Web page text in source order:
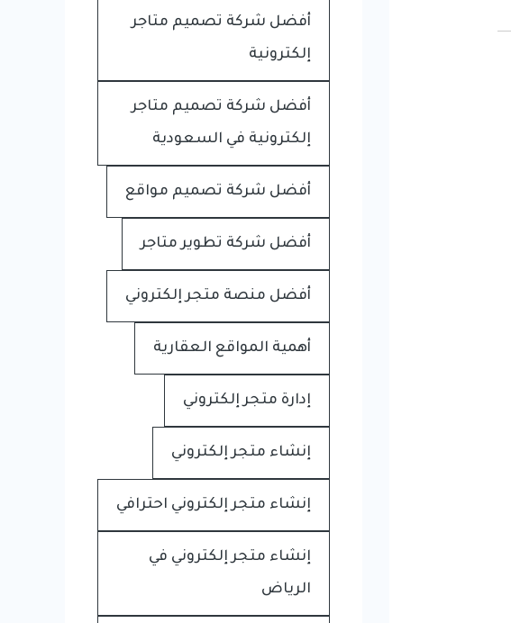
أفضل شركة تصميم متاجر
إلكترونية
أفضل شركة تصميم متاجر
إلكترونية في السعودية
أفضل شركة تصميم مواقع
أفضل شركة تطوير متاجر
أفضل منصة متجر إلكتروني
أهمية المواقع العقارية
إدارة متجر إلكتروني
إنشاء متجر إلكتروني
إنشاء متجر إلكتروني احترافي
إنشاء متجر إلكتروني في
الرياض